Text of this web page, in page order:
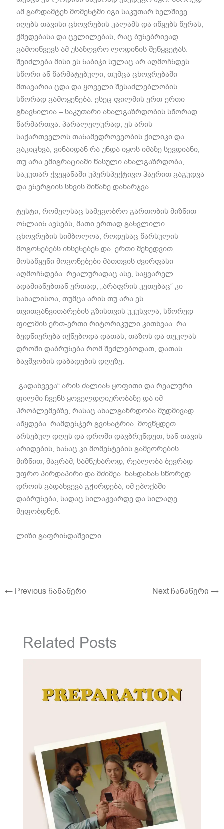
ამ გარდამტეხ მომენტში იგი საკუთარ ხელშივე
იღებს თავისი ცხოვრების კალამს და იწყებს წერას,
ქმედებასა და ცვლილებას, რაც ბუნებრივად
გამოიწვევს ამ უსაზღვრო ლოდინის შეწყვეტას.
შეიძლება მისი ეს ნაბიჯი სულაც არ აღმოჩნდეს
სწორი ან წარმატებული, თუმცა ცხოვრებაში
მთავარია ცდა და ყოველი შესაძლებლობის
სწორად გამოყენება. ესეც ფილმის ერთ-ერთი
გზავნილია – საკუთარი ახალგაზრდობის სწორად
წარმართვა. პარალელურად, ეს არის
საქართველოს თანამედროვეობის ქილიკი და
გაკიცხვა, ვინაიდან რა უნდა იყოს იმაზე სევდიანი,
თუ არა ემიგრაციაში წასული ახალგაზრდობა,
საკუთარ ქვეყანაში უპერსპექტივო ჰაერით გაგუდვა
და ენერგიის სხვის მიწაზე დახარჯვა.
ტესტი, რომელსაც სამეგობრო გართობის მიზნით
ონლაინ ავსებს, მათი ერთად განვლილი
ცხოვრების სიმბოლოა, როდესაც წარსულის
მოგონებებს იხსენებენ და, ერთი შეხედვით,
მოსაწყენი მოგონებები მათთვის ძვირფასი
აღმოჩნდება. რეალურადაც ასე, საყვარელ
ადამიანებთან ერთად, „არაფრის კეთებაც“ კი
სახალისოა, თუმცა არის თუ არა ეს
თვითგანვითარების გზისთვის უკუსვლა, სწორედ
ფილმის ერთ-ერთი რიტორიკული კითხვაა. რა
ბედნიერება იქნებოდა დათას, თაზოს და თეკლას
დროში დაბრუნება რომ შეძლებოდათ, დათას
ბავშვობის დაბადების დღეზე.
„გადახვევა“ არის ძალიან ყოფითი და რეალური
ფილმი ჩვენს ყოველდღიურობაზე და იმ
პრობლემებზე, რასაც ახალგაზრდობა მუდმივად
აწყდება. რამდენჯერ გვინატრია, მოვწყდეთ
არსებულ დღეს და დროში დავბრუნდეთ, ხან თავის
არიდების, ხანაც კი მომენტების გამეორების
მიზნით, მაგრამ, სამწუხაროდ, რეალობა ბევრად
უფრო პირდაპირი და მძიმეა. ხანდახან სწორედ
დროის გადახვევა გჭირდება, იმ ეპოქაში
დაბრუნება, სადაც სილაჟვარდე და სილაღე
მეფობდნენ.
ლიზი გაფრინდაშვილი
← Previous ჩანაწერი Next ჩანაწერი →
Related Posts